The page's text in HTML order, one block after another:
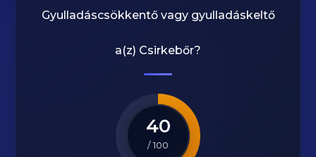
Gyulladáscsökkentő vagy gyulladáskeltő
a(z) Csirkebőr?
40
/ 100